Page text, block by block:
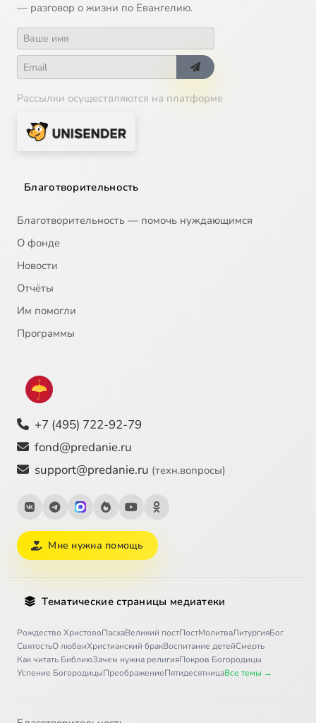
— разговор о жизни по Евангелию.
Рассылки осуществляются на платформе
Благотворительность
Благотворительность — помочь нуждающимся
О фонде
Новости
Отчёты
Им помогли
Программы
+7 (495) 722-92-79
fond@predanie.ru
support@predanie.ru (техн.вопросы)
Мне нужна помощь
Тематические страницы медиатеки
Рождество ХристовоПасхаВеликий постПостМолитваЛитургияБог
СвятостьО любвиХристианский бракВоспитание детейСмерть
Как читать БиблиюЗачем нужна религияПокров Богородицы
Успение БогородицыПреображениеПятидесятницаВсе темы →